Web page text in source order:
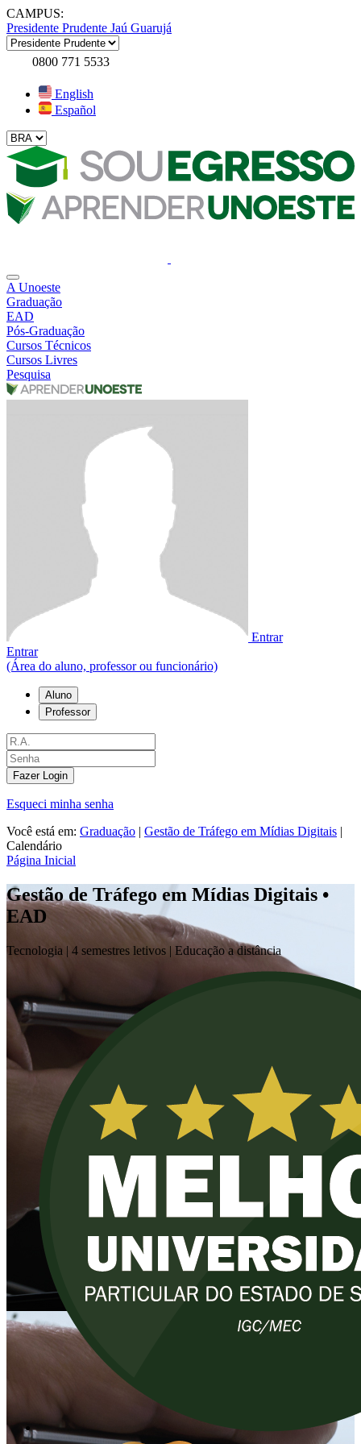
CAMPUS:
Presidente Prudente Jaú Guarujá
0800 771 5533
English
Español
A Unoeste
Graduação
EAD
Pós-Graduação
Cursos Técnicos
Cursos Livres
Pesquisa
Entrar
Entrar
(Área do aluno, professor ou funcionário)
Aluno
Professor
Fazer Login
Esqueci minha senha
Você está em: Graduação | Gestão de Tráfego em Mídias Digitais |
Calendário
Página Inicial
Gestão de Tráfego em Mídias Digitais •
EAD
Tecnologia | 4 semestres letivos | Educação a distância